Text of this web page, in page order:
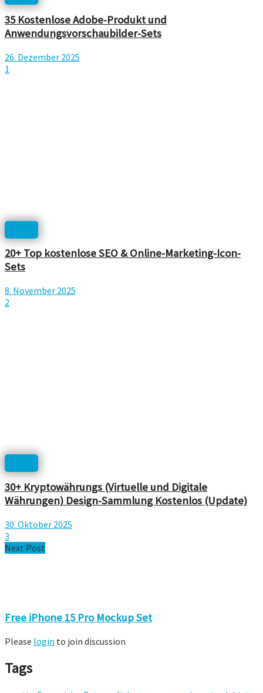
35 Kostenlose Adobe-Produkt und
Anwendungsvorschaubilder-Sets
26. Dezember 2025
1
20+ Top kostenlose SEO & Online-Marketing-Icon-
Sets
8. November 2025
2
30+ Kryptowährungs (Virtuelle und Digitale
Währungen) Design-Sammlung Kostenlos (Update)
30. Oktober 2025
3
Next Post
Free iPhone 15 Pro Mockup Set
Please login to join discussion
Tags